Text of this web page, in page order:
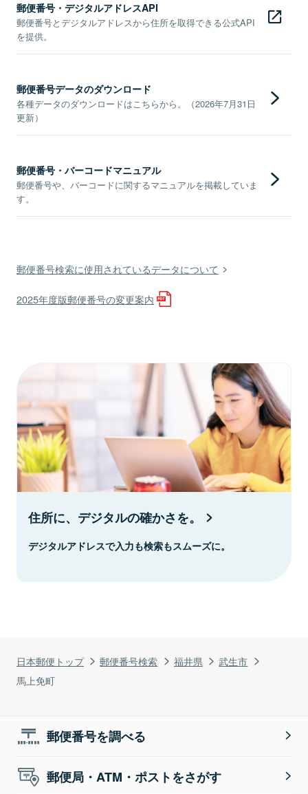
日本郵便トップ 郵便番号検索 福井県
武生市
馬上免町
郵便番号・デジタルアドレスAPI
郵便番号とデジタルアドレスから住所を取得できる公式API
を提供。
郵便番号データのダウンロード
各種データのダウンロードはこちらから。（2026年7月31日
更新）
郵便番号・バーコードマニュアル
郵便番号や、バーコードに関するマニュアルを掲載していま
す。
郵便番号検索に使用されているデータについて
2025年度版郵便番号の変更案内
住所に、デジタルの確かさを。
デジタルアドレスで入力も検索もスムーズに。
郵便番号を調べる
郵便局・ATM・ポストをさがす